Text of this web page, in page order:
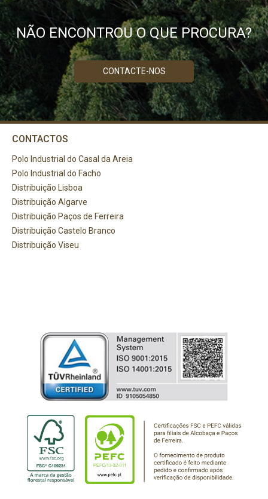
NÃO ENCONTROU O QUE PROCURA?
CONTACTE-NOS
CONTACTOS
Polo Industrial do Casal da Areia
Polo Industrial do Facho
Distribuição Lisboa
Distribuição Algarve
Distribuição Paços de Ferreira
Distribuição Castelo Branco
Distribuição Viseu